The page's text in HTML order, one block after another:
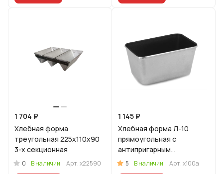
1 704 ₽
Хлебная форма
треугольная 225х110х90
3-х секционная
0 В наличии Арт.х22590
1 145 ₽
Хлебная форма Л-10
прямоугольная с
антипригарным
покрытием
5 В наличии Арт.х100а